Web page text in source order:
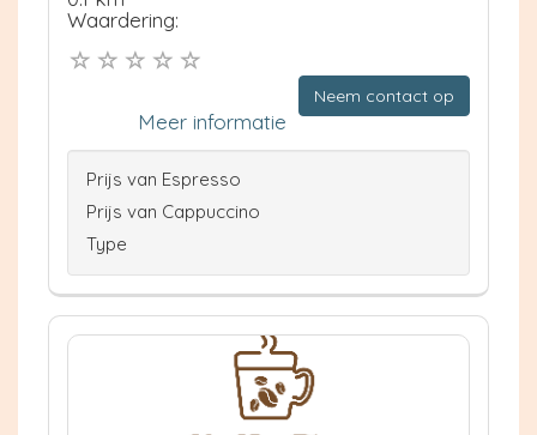
Waardering:
Neem contact op
Meer informatie
Prijs van Espresso
Prijs van Cappuccino
Type